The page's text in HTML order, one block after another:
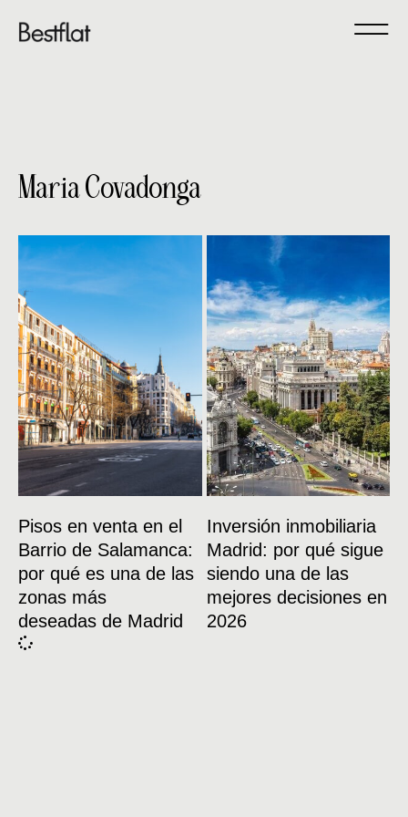
Maria Covadonga
Pisos en venta en el
Barrio de Salamanca:
por qué es una de las
zonas más
deseadas de Madrid
Inversión inmobiliaria
Madrid: por qué sigue
siendo una de las
mejores decisiones en
2026